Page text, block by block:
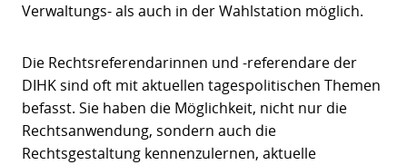
Verwaltungs- als auch in der Wahlstation möglich.
Die Rechtsreferendarinnen und -referendare der
DIHK sind oft mit aktuellen tagespolitischen Themen
befasst. Sie haben die Möglichkeit, nicht nur die
Rechtsanwendung, sondern auch die
Rechtsgestaltung kennenzulernen, aktuelle